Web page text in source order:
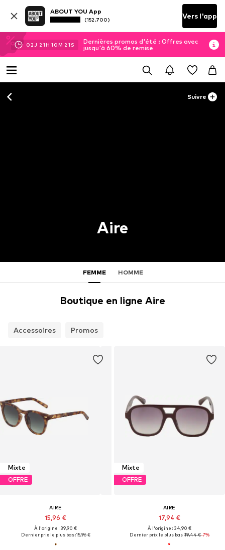
ABOUT YOU App
(152.700) Vers l'app
02J 21H 10M 20S
Dernières promos d'été : Offres avec
jusqu'à 60% de remise
Suivre
Aire
FEMME HOMME
Boutique en ligne Aire
Accessoires Promos
Mixte
OFFRE
AIRE
15,96 €
À l'origine : 39,90 €
Dernier prix le plus bas :15,96 €
Mixte
OFFRE
AIRE
17,94 €
À l'origine : 34,90 €
Dernier prix le plus bas :19,44 €-7%